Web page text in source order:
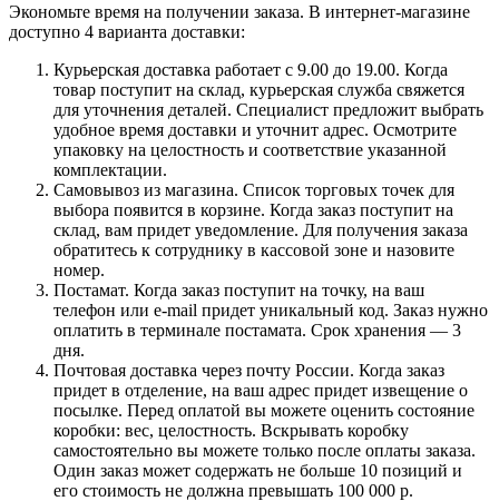
Экономьте время на получении заказа. В интернет-магазине
доступно 4 варианта доставки:
Курьерская доставка работает с 9.00 до 19.00. Когда
товар поступит на склад, курьерская служба свяжется
для уточнения деталей. Специалист предложит выбрать
удобное время доставки и уточнит адрес. Осмотрите
упаковку на целостность и соответствие указанной
комплектации.
Самовывоз из магазина. Список торговых точек для
выбора появится в корзине. Когда заказ поступит на
склад, вам придет уведомление. Для получения заказа
обратитесь к сотруднику в кассовой зоне и назовите
номер.
Постамат. Когда заказ поступит на точку, на ваш
телефон или e-mail придет уникальный код. Заказ нужно
оплатить в терминале постамата. Срок хранения — 3
дня.
Почтовая доставка через почту России. Когда заказ
придет в отделение, на ваш адрес придет извещение о
посылке. Перед оплатой вы можете оценить состояние
коробки: вес, целостность. Вскрывать коробку
самостоятельно вы можете только после оплаты заказа.
Один заказ может содержать не больше 10 позиций и
его стоимость не должна превышать 100 000 р.